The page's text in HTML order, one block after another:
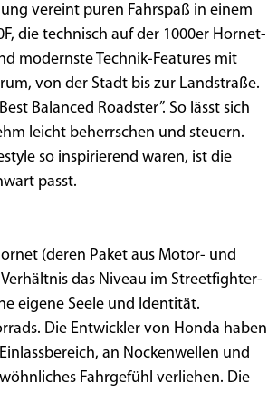
vereint puren Fahrspaß in einem
die technisch auf der 1000er Hornet-
modernste Technik-Features mit
von der Stadt bis zur Landstraße.
Balanced Roadster”. So lässt sich
leicht beherrschen und steuern.
so inspirierend waren, ist die
passt.
(deren Paket aus Motor- und
das Niveau im Streetfighter-
eigene Seele und Identität.
Die Entwickler von Honda haben
an Nockenwellen und
Fahrgefühl verliehen. Die